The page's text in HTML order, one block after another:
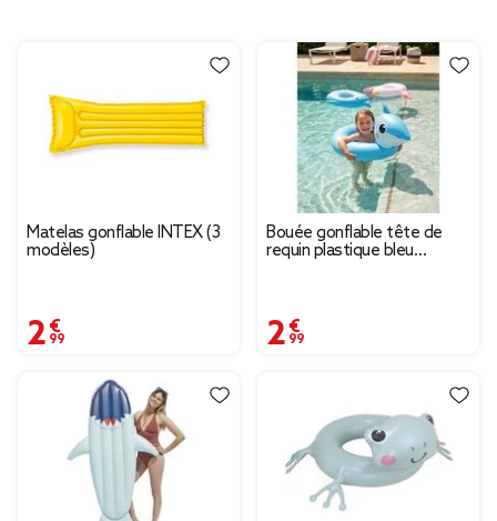
Matelas gonflable INTEX (3
modèles)
2,99 €
Bouée gonflable tête de
requin plastique bleu
2,99 €